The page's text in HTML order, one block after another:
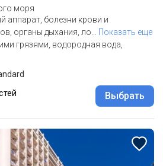
моря
аппарат, болезни крови и
органы дыхания, ло
Показать еще
грязями, водородная вода,
Выбрать